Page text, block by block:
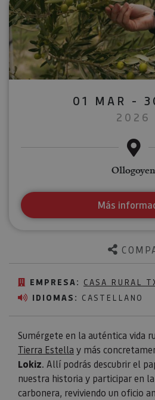
EMPRESA: CASA RURAL
IDIOMAS: CASTELLANO
Sumérgete en la auténtica vida
Tierra Estella y más
Lokiz. Allí podrás descubrir el
nuestra historia y participar en la
carbonera, reviviendo un oficio
01 MAR -
2026
Ollogoyen
Más